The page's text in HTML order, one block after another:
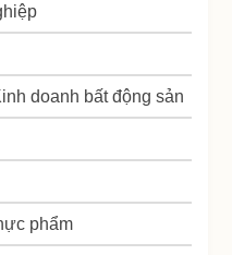
doanh bất động sản
phẩm